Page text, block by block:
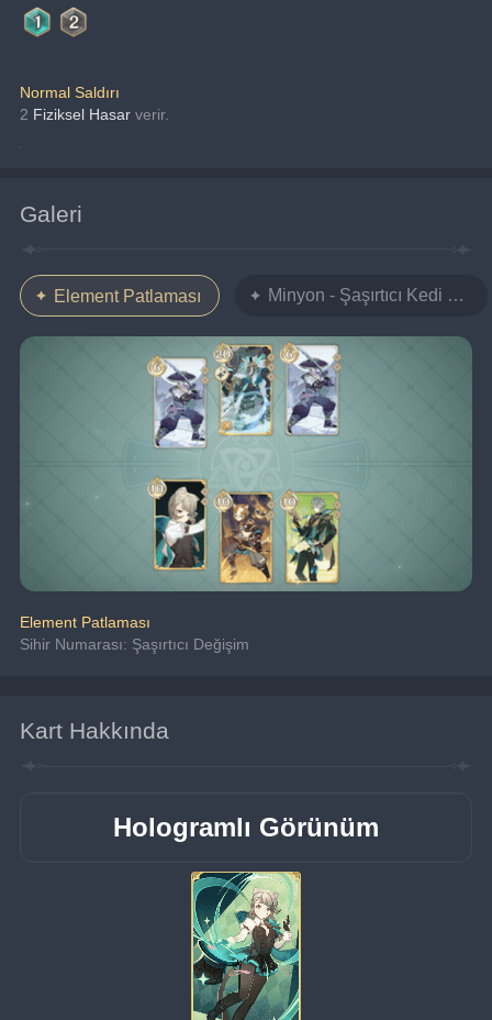
Normal Saldırı
2 Fiziksel Hasar verir.
Galeri
Element Patlaması Minyon - Şaşırtıcı Kedi
Element Patlaması
Sihir Numarası: Şaşırtıcı Değişim
Kart Hakkında
Hologramlı Görünüm